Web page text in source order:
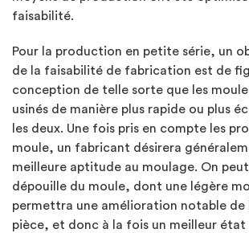
faisabilité.
Pour la production en petite série, un
de la faisabilité de fabrication est de
conception de telle sorte que les
usinés de manière plus rapide ou plus
les deux. Une fois pris en compte les
moule, un fabricant désirera
meilleure aptitude au moulage. On
dépouille du moule, dont une légère
permettra une amélioration notable de
pièce, et donc à la fois un meilleur